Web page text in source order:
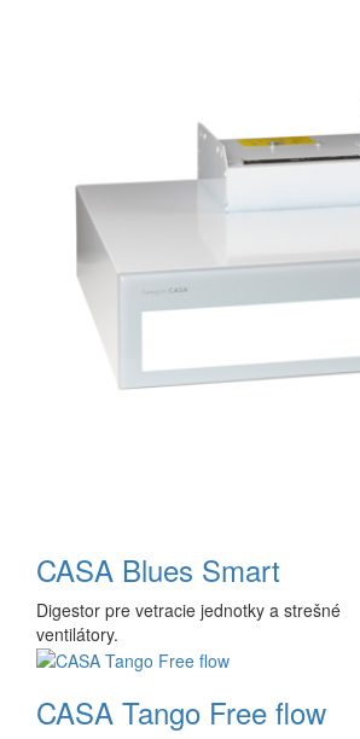
CASA Blues Smart
Digestor pre vetracie jednotky a strešné
ventilátory.
CASA Tango Free flow